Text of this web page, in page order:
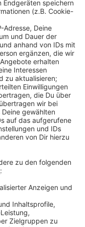
vor bestimmten
Fahrzeug
Erst
frei ist, darf die
soll das Risiko